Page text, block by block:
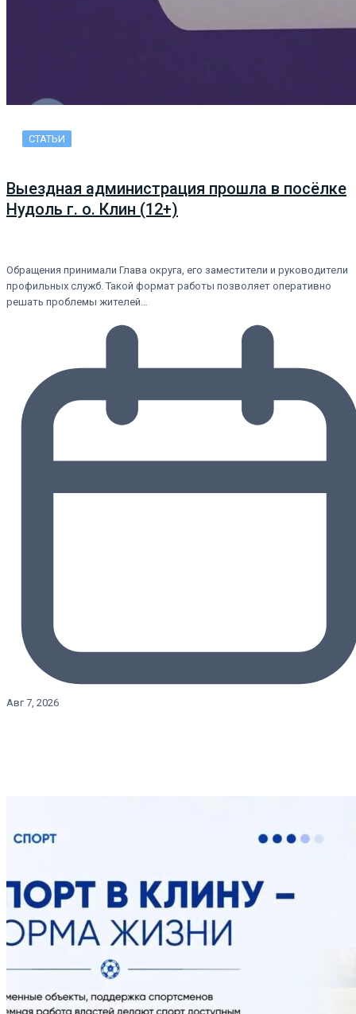
СТАТЬИ
Выездная администрация прошла в посёлке
Нудоль г. о. Клин (12+)
Обращения принимали Глава округа, его заместители и руководители
профильных служб. Такой формат работы позволяет оперативно
решать проблемы жителей…
Авг 7, 2026